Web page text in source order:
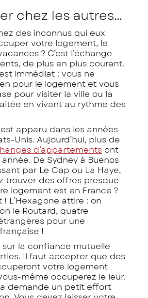
chez les autres…
des inconnus qui eux
votre logement, le
? C’est l’échange
de plus en plus courant.
immédiat : vous ne
pour le logement et vous
pour visiter la ville ou la
en vivant au rythme des
apparu dans les années
Unis. Aujourd’hui, plus de
d’appartements ont
De Sydney à Buenos
par Le Cap ou La Haye,
trouver des offres presque
logement est en France ?
! L’Hexagone attire : on
le Routard, quatre
pour une
!
sur la confiance mutuelle
Il faut accepter que des
votre logement
même occuperez le leur.
demande un petit effort